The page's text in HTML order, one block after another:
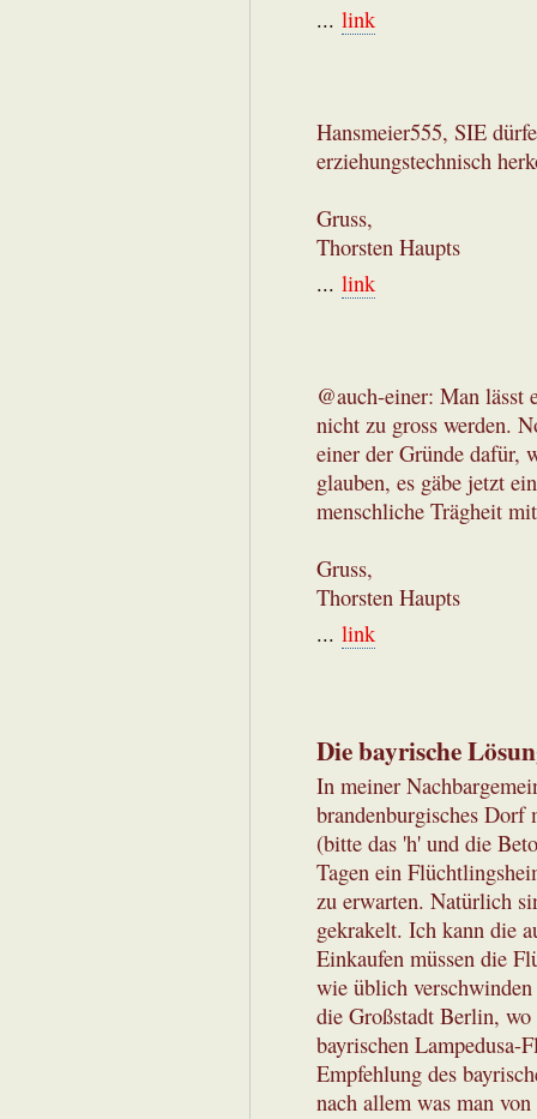
... link
Hansmeier555, SIE
erziehungstechnisch
Gruss,
Thorsten Haupts
... link
@auch-einer: Man lässt
nicht zu gross werden.
einer der Gründe dafür,
glauben, es gäbe jetzt
menschliche Trägheit
Gruss,
Thorsten Haupts
... link
Die bayrische
In meiner
brandenburgisches
(bitte das 'h' und die
Tagen ein
zu erwarten. Natürlich
gekrakelt. Ich kann die
Einkaufen müssen die
wie üblich
die Großstadt Berlin, wo
bayrischen Lampedusa-
Empfehlung des
nach allem was man